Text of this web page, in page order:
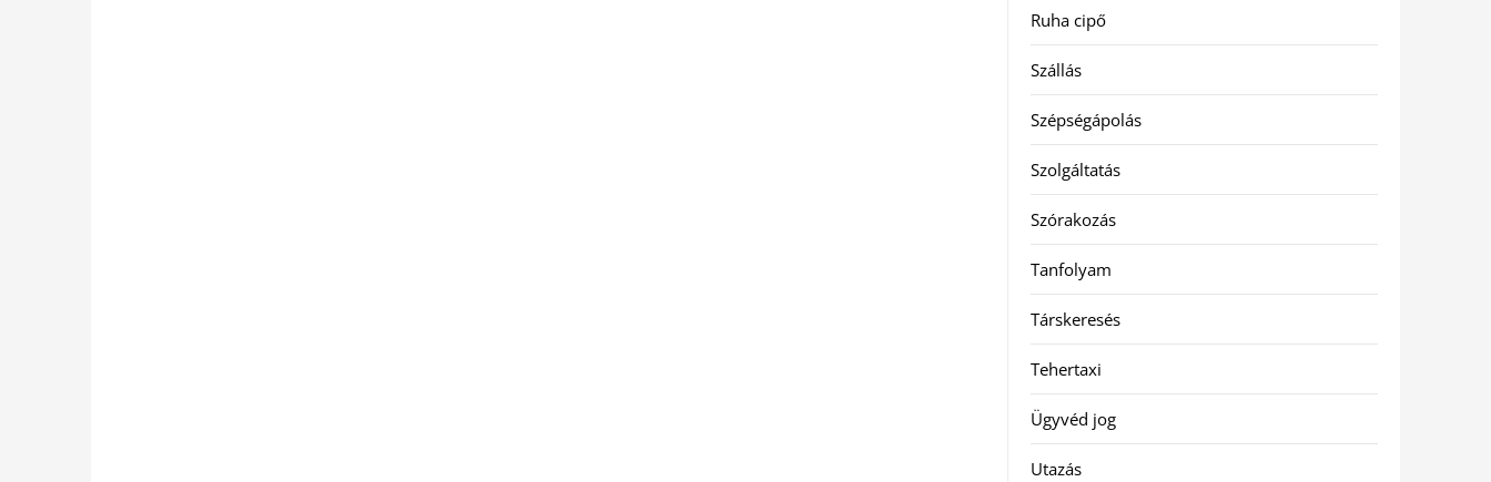
Ruha cipő
Szállás
Szépségápolás
Szolgáltatás
Szórakozás
Tanfolyam
Társkeresés
Tehertaxi
Ügyvéd jog
Utazás